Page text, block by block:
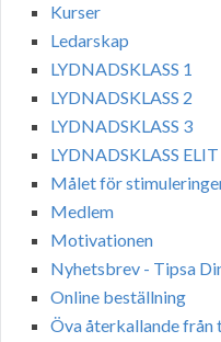
Kurser
Ledarskap
LYDNADSKLASS 1
LYDNADSKLASS 2
LYDNADSKLASS 3
LYDNADSKLASS ELIT
Målet för
Medlem
Motivationen
Nyhetsbrev - Tipsa
Online beställning
Öva återkallande